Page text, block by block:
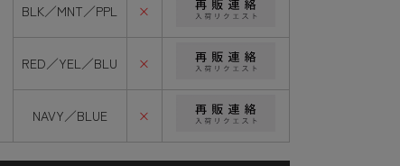
BLK／MNT／PPL ×
RED／YEL／BLU ×
NAVY／BLUE ×